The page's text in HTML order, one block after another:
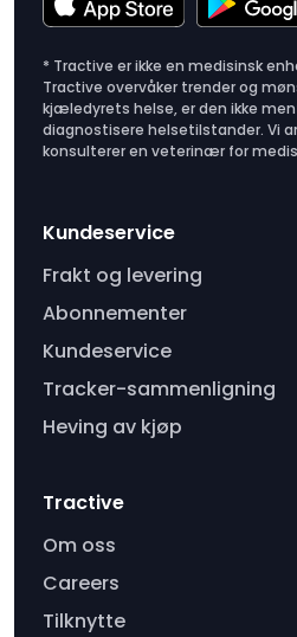
* Tractive er ikke en medisinsk
Tractive overvåker trender og
kjæledyrets helse, er den ikke
diagnostisere helsetilstander. Vi
konsulterer en veterinær for
Kundeservice
Frakt og levering
Abonnementer
Kundeservice
Tracker-sammenligning
Heving av kjøp
Tractive
Om oss
Careers
Tilknytte